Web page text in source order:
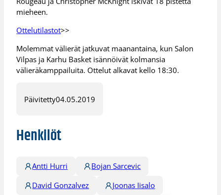
mieheen.
Ottelutilastot>>
Molemmat välierät jatkuvat maanantaina, kun Salon
Vilpas ja Karhu Basket isännöivät kolmansia
välieräkamppailuita. Ottelut alkavat kello 18:30.
Päivitetty04.05.2019
Henkilöt
Antti Hurri
Bojan Sarcevic
David Gonzalvez
Joonas Iisalo